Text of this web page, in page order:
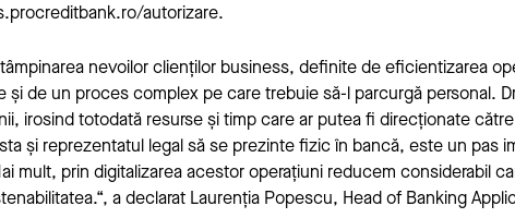
autorizare.
nevoilor clienților business, definite de eficientizarea
și de un proces complex pe care trebuie să-l parcurgă personal.
irosind totodată resurse și timp care ar putea fi direcționate
și reprezentatul legal să se prezinte fizic în bancă, este un
mult, prin digitalizarea acestor operațiuni reducem considerabil
a declarat Laurenția Popescu, Head of Banking